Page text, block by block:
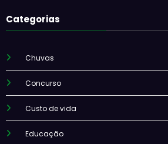
Categorias
Chuvas
Concurso
Custo de vida
Educação